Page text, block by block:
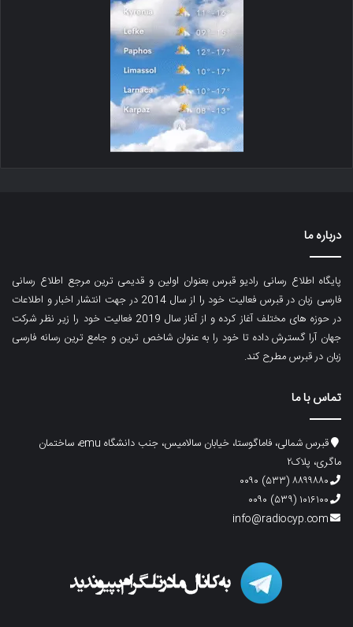
درباره ما
پایگاه اطلاع رسانی رادیو قبرس بعنوان اولین و قدیمی ترین مرجع اطلاع رسانی
فارسی زبان در قبرس فعالیت خود را از سال 2014 در جهت انتشار اخبار و اطلاعات
در حوزه های مختلف آغاز کرده و از آغاز سال 2019 فعالیت خود را زیر نظر شرکت
جهان آرا گسترش داده تا خود را به عنوان شاخص ترین و جامع ترین رسانه فارسی
زبان در قبرس مطرح کند.
تماس با ما
قبرس شمالی، فاماگوستا، خیابان سالامیس، جنب دانشگاه emu، ساختمان
ماگری، پلاک۲
۸۸۹۹۸۸۰ (۵۳۳) ۰۰۹۰
۱۰۱۶۱۰۰ (۵۳۹) ۰۰۹۰
info@radiocyp.com